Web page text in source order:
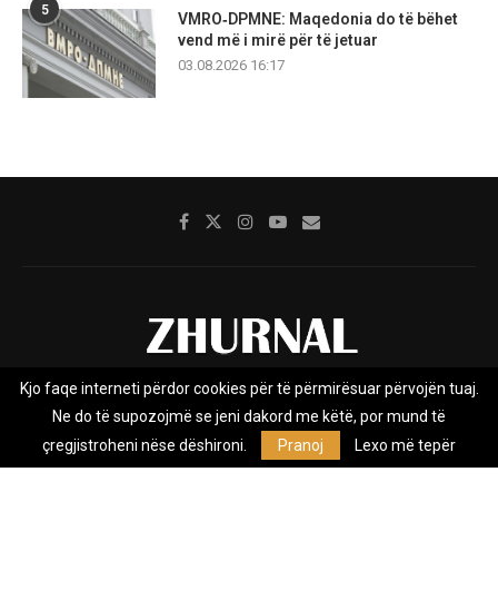
5
VMRO‑DPMNE: Maqedonia do të bëhet
vend më i mirë për të jetuar
03.08.2026 16:17
Rreth nesh Impresumi Marketing
Privacy Policy
Zhurnal.mk është Agjenci e Lajmeve e pavarur, e themeluar në vitin
Kjo faqe interneti përdor cookies për të përmirësuar përvojën tuaj.
Ne do të supozojmë se jeni dakord me këtë, por mund të
çregjistroheni nëse dëshironi.
Pranoj Lexo më tepër